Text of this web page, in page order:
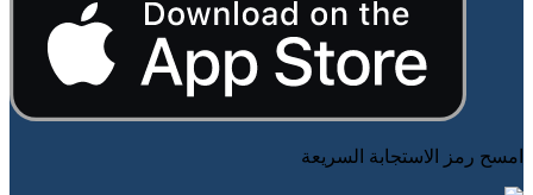
امسح رمز الاستجابة السريعة